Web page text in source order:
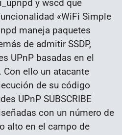
y wscd que
«WiFi Simple
maneja paquetes
de admitir SSDP,
UPnP basadas en el
ello un atacante
de su código
UPnP SUBSCRIBE
con un número de
alto en el campo de